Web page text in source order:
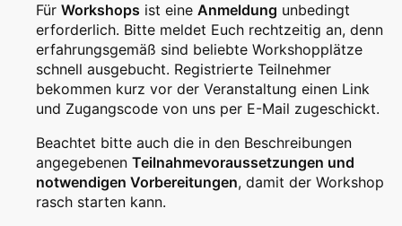
Für Workshops ist eine Anmeldung unbedingt
erforderlich. Bitte meldet Euch rechtzeitig an, denn
erfahrungsgemäß sind beliebte Workshopplätze
schnell ausgebucht. Registrierte Teilnehmer
bekommen kurz vor der Veranstaltung einen Link
und Zugangscode von uns per E-Mail zugeschickt.
Beachtet bitte auch die in den Beschreibungen
angegebenen Teilnahmevoraussetzungen und
notwendigen Vorbereitungen, damit der Workshop
rasch starten kann.